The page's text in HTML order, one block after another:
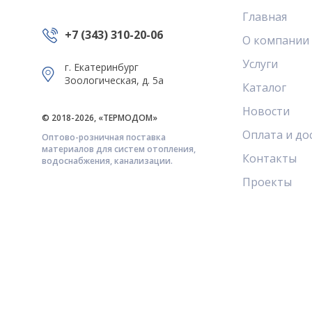
+7 (343) 310-20-06
г. Екатеринбург
Зоологическая, д. 5а
© 2018-2026, «ТЕРМОДОМ»
Оптово-розничная поставка
материалов для систем отопления,
водоснабжения, канализации.
Главная
О компании
Услуги
Каталог
Новости
Оплата и
Контакты
Проекты